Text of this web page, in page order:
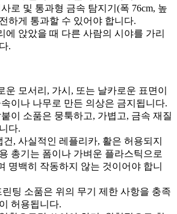
로 및 통과형 금속 탐지기(폭 76cm, 높
하게 통과할 수 있어야 합니다.
에 앉았을 때 다른 사람의 시야를 가리
.
운 모서리, 가시, 또는 날카로운 표면이
이나 나무로 만든 의상은 금지됩니다.
이 소품은 뭉툭하고, 가볍고, 금속 재질
다.
건, 사실적인 레플리카, 활은 허용되지
총기는 폼이나 가벼운 플라스틱으로
명백히 작동하지 않는 것이어야 합니
린팅 소품은 위의 무기 제한 사항을 충족
허용됩니다.